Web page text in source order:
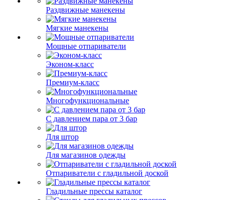
Раздвижные манекены
Мягкие манекены
Мощные отпариватели
Эконом-класс
Премиум-класс
Многофункциональные
С давлением пара от 3 бар
Для штор
Для магазинов одежды
Отпариватели с гладильной доской
Гладильные прессы каталог